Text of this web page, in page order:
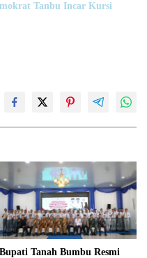
Tanbu Incar Kursi
Bupati Tanah Bumbu Resmi